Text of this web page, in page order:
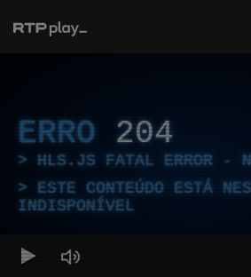
ERRO 204
HLS.JS FATAL ERROR -
ESTE CONTEÚDO ESTÁ
INDISPONÍVEL